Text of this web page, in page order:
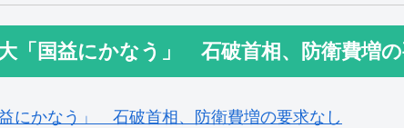
「国益にかなう」 石破首相、防衛費増
にかなう」 石破首相、防衛費増の要求なし